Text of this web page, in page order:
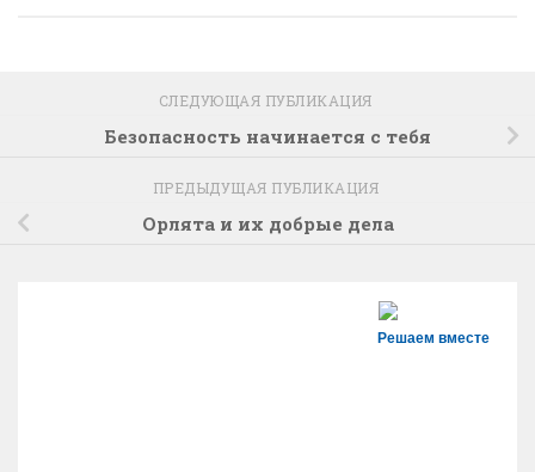
СЛЕДУЮЩАЯ ПУБЛИКАЦИЯ
Безопасность начинается с тебя
ПРЕДЫДУЩАЯ ПУБЛИКАЦИЯ
Орлята и их добрые дела
Решаем вместе